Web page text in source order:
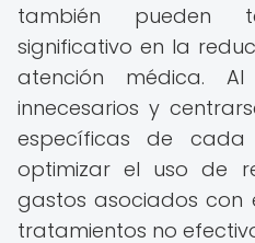
también pueden
significativo en la
atención médica.
innecesarios y
específicas de
optimizar el uso de
gastos asociados con
tratamientos no